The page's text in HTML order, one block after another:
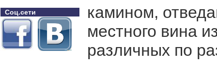
Соц.сети
камином,
местного вина
различных по